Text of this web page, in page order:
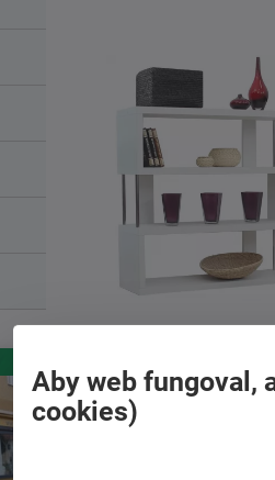
od117,00 €
Aby web fungoval,
cookies)